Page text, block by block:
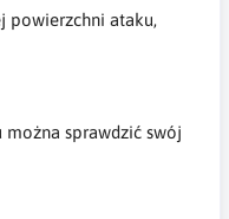
powierzchni ataku,
sprawdzić swój